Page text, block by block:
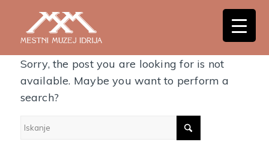
Nothing Found
Sorry, the post you are looking for is not
available. Maybe you want to perform a
search?